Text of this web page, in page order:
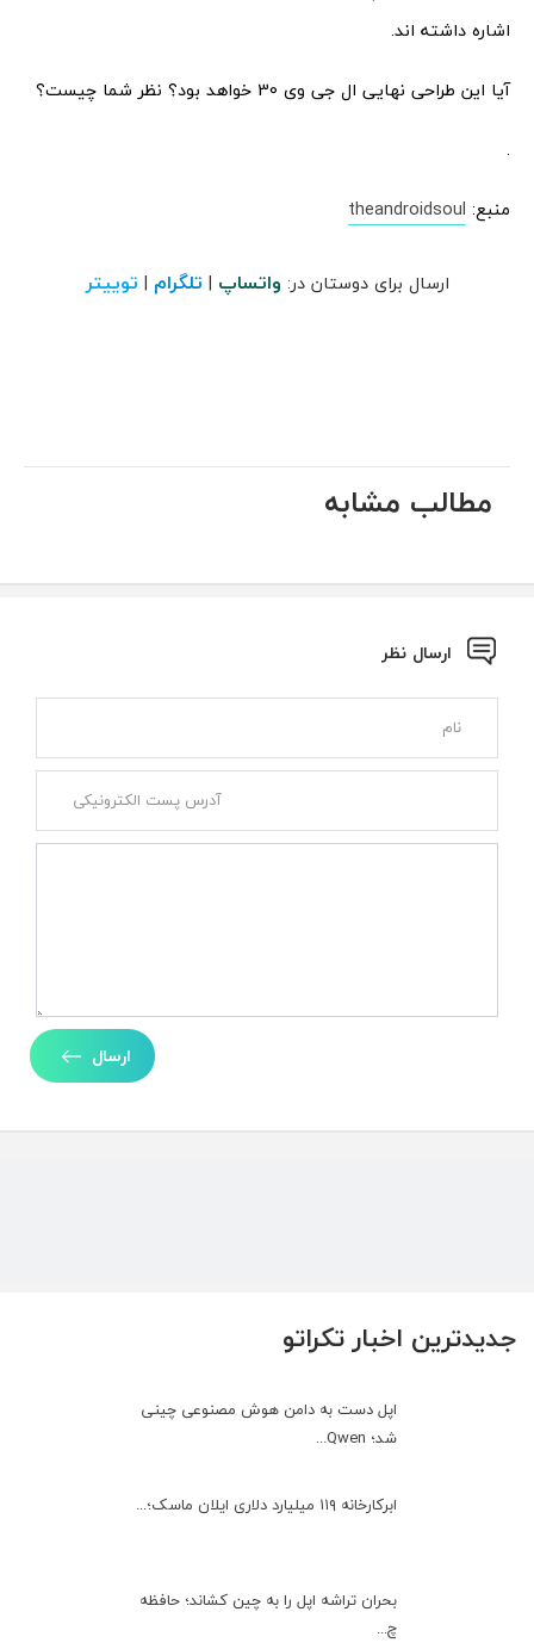
جدیدترین اخبار تکراتو
اپل دست به دامن هوش مصنوعی چینی
شد؛ Qwen...
ابرکارخانه ۱۱۹ میلیارد دلاری ایلان ماسک؛...
بحران تراشه اپل را به چین کشاند؛ حافظه
چ...
اشاره داشته اند.
آیا این طراحی نهایی ال جی وی 30 خواهد بود؟ نظر شما چیست؟
.
منبع: theandroidsoul
ارسال برای دوستان در: واتساپ | تلگرام | توییتر
مطالب مشابه
ارسال نظر
ارسال